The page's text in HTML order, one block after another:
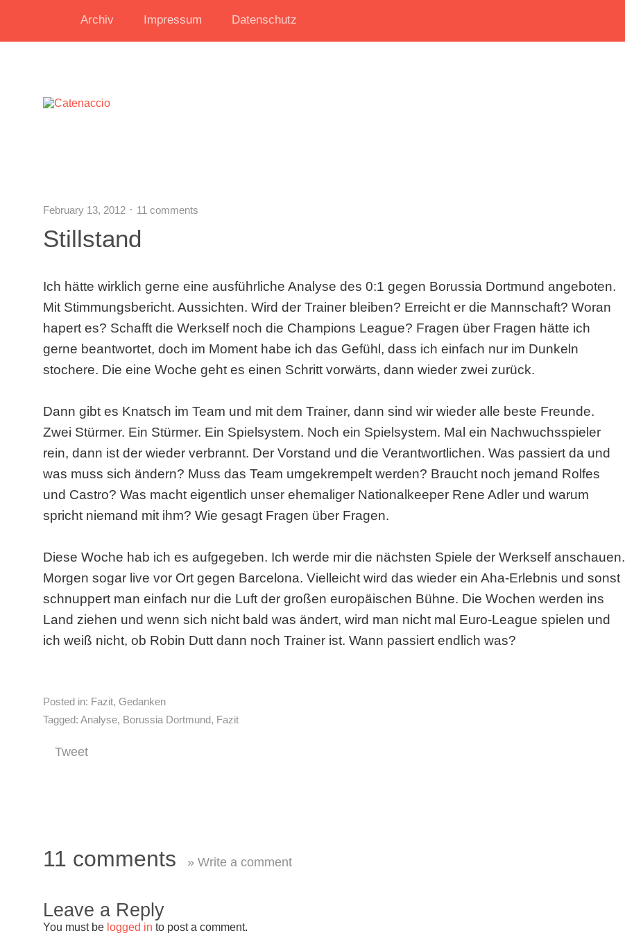
Archiv Impressum Datenschutz
February 13, 2012 11 comments
Stillstand
Ich hätte wirklich gerne eine ausführliche Analyse des 0:1 gegen Borussia Dortmund angeboten.
Mit Stimmungsbericht. Aussichten. Wird der Trainer bleiben? Erreicht er die Mannschaft? Woran
hapert es? Schafft die Werkself noch die Champions League? Fragen über Fragen hätte ich
gerne beantwortet, doch im Moment habe ich das Gefühl, dass ich einfach nur im Dunkeln
stochere. Die eine Woche geht es einen Schritt vorwärts, dann wieder zwei zurück.
Dann gibt es Knatsch im Team und mit dem Trainer, dann sind wir wieder alle beste Freunde.
Zwei Stürmer. Ein Stürmer. Ein Spielsystem. Noch ein Spielsystem. Mal ein Nachwuchsspieler
rein, dann ist der wieder verbrannt. Der Vorstand und die Verantwortlichen. Was passiert da und
was muss sich ändern? Muss das Team umgekrempelt werden? Braucht noch jemand Rolfes
und Castro? Was macht eigentlich unser ehemaliger Nationalkeeper Rene Adler und warum
spricht niemand mit ihm? Wie gesagt Fragen über Fragen.
Diese Woche hab ich es aufgegeben. Ich werde mir die nächsten Spiele der Werkself anschauen.
Morgen sogar live vor Ort gegen Barcelona. Vielleicht wird das wieder ein Aha-Erlebnis und sonst
schnuppert man einfach nur die Luft der großen europäischen Bühne. Die Wochen werden ins
Land ziehen und wenn sich nicht bald was ändert, wird man nicht mal Euro-League spielen und
ich weiß nicht, ob Robin Dutt dann noch Trainer ist. Wann passiert endlich was?
Posted in: Fazit, Gedanken
Tagged: Analyse, Borussia Dortmund, Fazit
Tweet
11 comments » Write a comment
Leave a Reply
You must be logged in to post a comment.